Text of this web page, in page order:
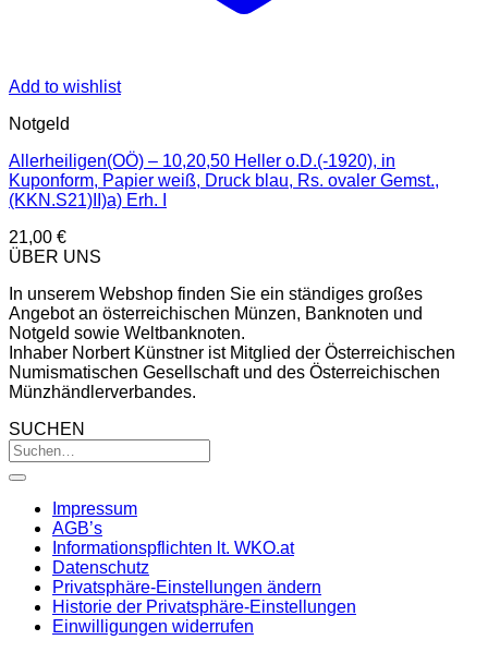
Add to wishlist
Notgeld
Allerheiligen(OÖ) – 10,20,50 Heller o.D.(-1920), in
Kuponform, Papier weiß, Druck blau, Rs. ovaler Gemst.,
(KKN.S21)II)a) Erh. I
21,00 €
ÜBER UNS
In unserem Webshop finden Sie ein ständiges großes
Angebot an österreichischen Münzen, Banknoten und
Notgeld sowie Weltbanknoten.
Inhaber Norbert Künstner ist Mitglied der Österreichischen
Numismatischen Gesellschaft und des Österreichischen
Münzhändlerverbandes.
SUCHEN
Impressum
AGB’s
Informationspflichten lt. WKO.at
Datenschutz
Privatsphäre-Einstellungen ändern
Historie der Privatsphäre-Einstellungen
Einwilligungen widerrufen